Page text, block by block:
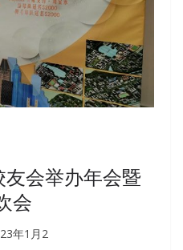
会举办年会暨
会
年1月2